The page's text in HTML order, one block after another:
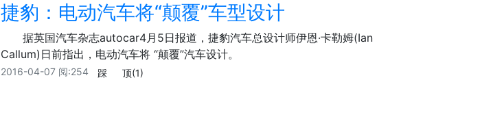
捷豹：电动汽车将“颠覆”车型设计
据英国汽车杂志autocar4月5日报道，捷豹汽车总设计师伊恩·卡勒姆(Ian
Callum)日前指出，电动汽车将 “颠覆”汽车设计。
2016-04-07 阅:254 踩 顶(1)